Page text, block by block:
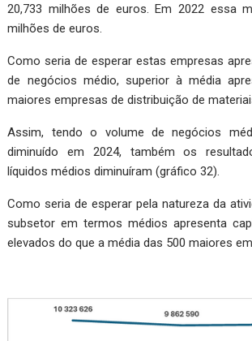
20,733 milhões de euros. Em 2022 essa
milhões de euros.
Como seria de esperar estas empresas
de negócios médio, superior à média
maiores empresas de distribuição de
Assim, tendo o volume de negócios
diminuído em 2024, também os
líquidos médios diminuíram (gráfico 32).
Como seria de esperar pela natureza da
subsetor em termos médios apresenta
elevados do que a média das 500 maiores